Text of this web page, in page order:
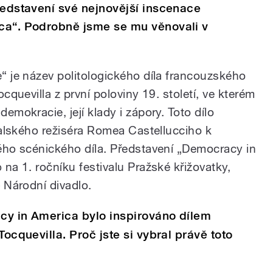
své nejnovější inscenace
Podrobně jsme se mu věnovali v
je název politologického díla francouzského
z první poloviny 19. století, ve kterém
její klady i zápory. Toto dílo
režiséra Romea Castellucciho k
scénického díla. Představení „Democracy in
na 1. ročníku festivalu Pražské křižovatky,
divadlo.
in America bylo inspirováno dílem
Proč jste si vybral právě toto